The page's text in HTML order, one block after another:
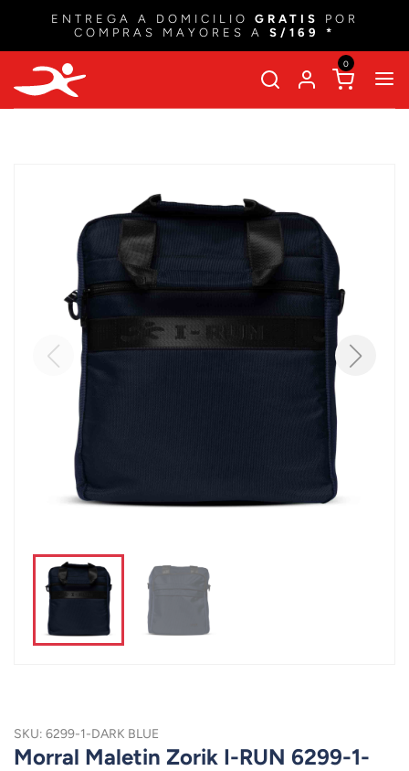
ENTREGA A DOMICILIO GRATIS
POR
COMPRAS MAYORES A S/169 *
0
SKU: 6299-1-DARK BLUE
Morral Maletin Zorik I-RUN 6299-1-